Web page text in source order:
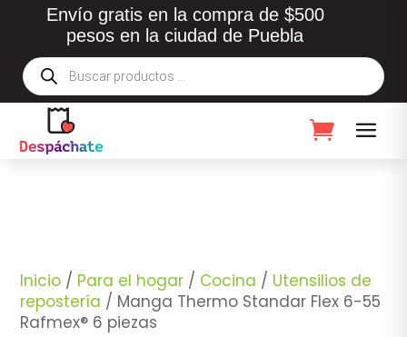
Envío gratis en la compra de $500
pesos en la ciudad de Puebla
Búsqueda
de
productos
Inicio / Para el hogar / Cocina / Utensilios de
repostería / Manga Thermo Standar Flex 6-55
Rafmex® 6 piezas